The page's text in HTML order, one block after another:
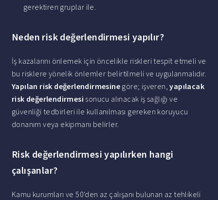
gerektiren gruplar ile.
Neden risk değerlendirmesi yapılır?
İş kazalarını önlemek için öncelikle riskleri tespit etmeli ve
bu risklere yönelik önlemler belirtilmeli ve uygulanmalıdır.
Yapılan risk değerlendirmesine göre; işveren,yapılacak
risk değerlendirmesi sonucu alınacak iş sağlığı ve
güvenliği tedbirleri ile kullanılması gereken koruyucu
donanım veya ekipmanı belirler.
Risk değerlendirmesi yapılırken hangi
çalışanlar?
Kamu kurumları ve 50'den az çalışanı bulunan az tehlikeli